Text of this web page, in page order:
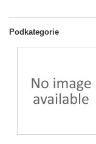
Podkategorie